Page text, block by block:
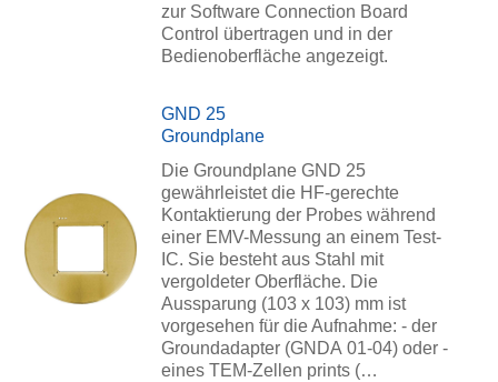
zur Software Connection Board
Control übertragen und in der
Bedienoberfläche angezeigt.
GND 25
Groundplane
Die Groundplane GND 25
gewährleistet die HF-gerechte
Kontaktierung der Probes während
einer EMV-Messung an einem Test-
IC. Sie besteht aus Stahl mit
vergoldeter Oberfläche. Die
Aussparung (103 x 103) mm ist
vorgesehen für die Aufnahme: - der
Groundadapter (GNDA 01-04) oder -
eines TEM-Zellen prints (…